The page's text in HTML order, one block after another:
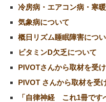
冷房病・エアコン病・寒
気象病について
概日リズム睡眠障害につ
ビタミンD欠乏について
PIVOTさんから取材を受
PIVOT さんから取材を受
「自律神経 これ1冊です